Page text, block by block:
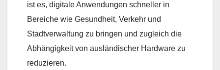
ist es, digitale Anwendungen schneller in
Bereiche wie Gesundheit, Verkehr und
Stadtverwaltung zu bringen und zugleich die
Abhängigkeit von ausländischer Hardware zu
reduzieren.